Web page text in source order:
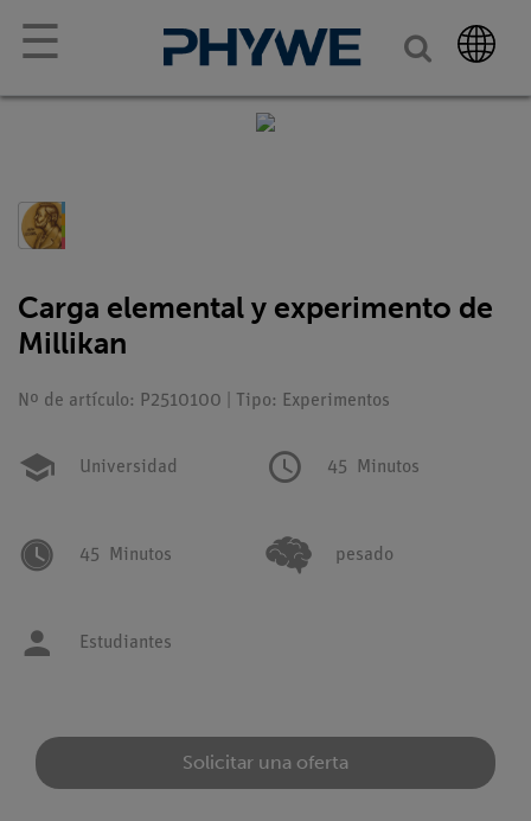
☰
Carga elemental y experimento de
Millikan
Nº de artículo: P2510100 | Tipo: Experimentos
Universidad 45 Minutos
45 Minutos pesado
Estudiantes
Solicitar una oferta